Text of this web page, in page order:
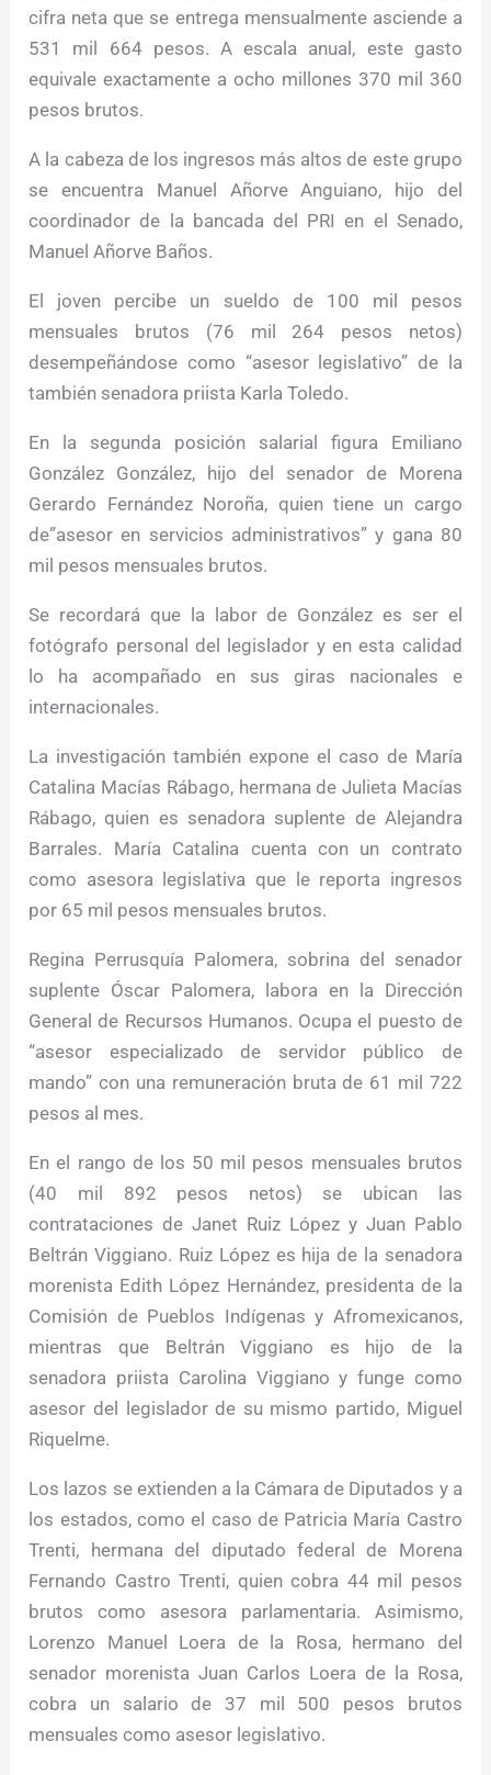
cifra neta que se entrega mensualmente asciende a
531 mil 664 pesos. A escala anual, este gasto
equivale exactamente a ocho millones 370 mil 360
pesos brutos.
A la cabeza de los ingresos más altos de este grupo
se encuentra Manuel Añorve Anguiano, hijo del
coordinador de la bancada del PRI en el Senado,
Manuel Añorve Baños.
El joven percibe un sueldo de 100 mil pesos
mensuales brutos (76 mil 264 pesos netos)
desempeñándose como “asesor legislativo” de la
también senadora priista Karla Toledo.
En la segunda posición salarial figura Emiliano
González González, hijo del senador de Morena
Gerardo Fernández Noroña, quien tiene un cargo
de”asesor en servicios administrativos” y gana 80
mil pesos mensuales brutos.
Se recordará que la labor de González es ser el
fotógrafo personal del legislador y en esta calidad
lo ha acompañado en sus giras nacionales e
internacionales.
La investigación también expone el caso de María
Catalina Macías Rábago, hermana de Julieta Macías
Rábago, quien es senadora suplente de Alejandra
Barrales. María Catalina cuenta con un contrato
como asesora legislativa que le reporta ingresos
por 65 mil pesos mensuales brutos.
Regina Perrusquía Palomera, sobrina del senador
suplente Óscar Palomera, labora en la Dirección
General de Recursos Humanos. Ocupa el puesto de
“asesor especializado de servidor público de
mando” con una remuneración bruta de 61 mil 722
pesos al mes.
En el rango de los 50 mil pesos mensuales brutos
(40 mil 892 pesos netos) se ubican las
contrataciones de Janet Ruiz López y Juan Pablo
Beltrán Viggiano. Ruiz López es hija de la senadora
morenista Edith López Hernández, presidenta de la
Comisión de Pueblos Indígenas y Afromexicanos,
mientras que Beltrán Viggiano es hijo de la
senadora priista Carolina Viggiano y funge como
asesor del legislador de su mismo partido, Miguel
Riquelme.
Los lazos se extienden a la Cámara de Diputados y a
los estados, como el caso de Patricia María Castro
Trenti, hermana del diputado federal de Morena
Fernando Castro Trenti, quien cobra 44 mil pesos
brutos como asesora parlamentaria. Asimismo,
Lorenzo Manuel Loera de la Rosa, hermano del
senador morenista Juan Carlos Loera de la Rosa,
cobra un salario de 37 mil 500 pesos brutos
mensuales como asesor legislativo.